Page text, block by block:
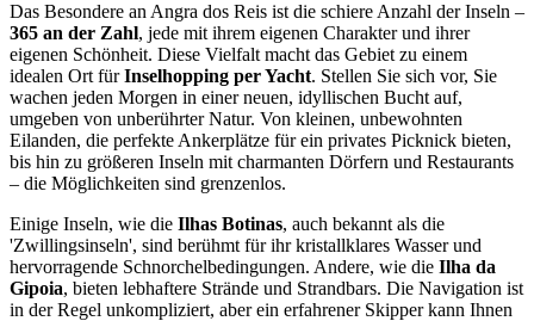
Das Besondere an Angra dos Reis ist die schiere Anzahl der Inseln –
365 an der Zahl, jede mit ihrem eigenen Charakter und ihrer
eigenen Schönheit. Diese Vielfalt macht das Gebiet zu einem
idealen Ort fürInselhopping per Yacht. Stellen Sie sich vor, Sie
wachen jeden Morgen in einer neuen, idyllischen Bucht auf,
umgeben von unberührter Natur. Von kleinen, unbewohnten
Eilanden, die perfekte Ankerplätze für ein privates Picknick bieten,
bis hin zu größeren Inseln mit charmanten Dörfern und Restaurants
– die Möglichkeiten sind grenzenlos.
Einige Inseln, wie die Ilhas Botinas, auch bekannt als die
'Zwillingsinseln', sind berühmt für ihr kristallklares Wasser und
hervorragende Schnorchelbedingungen. Andere, wie die Ilha da
Gipoia, bieten lebhaftere Strände und Strandbars. Die Navigation ist
in der Regel unkompliziert, aber ein erfahrener Skipper kann Ihnen